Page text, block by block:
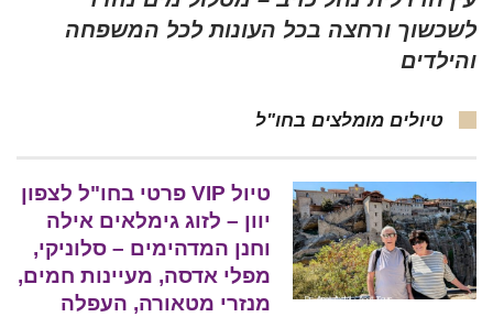
לשכשוך ורחצה בכל העונות לכל המשפחה
והילדים
טיולים מומלצים בחו"ל
טיול VIP פרטי בחו"ל לצפון
יוון – לזוג גימלאים אילה
וחנן המדהימים – סלוניקי,
מפלי אדסה, מעיינות חמים,
מנזרי מטאורה, העפלה